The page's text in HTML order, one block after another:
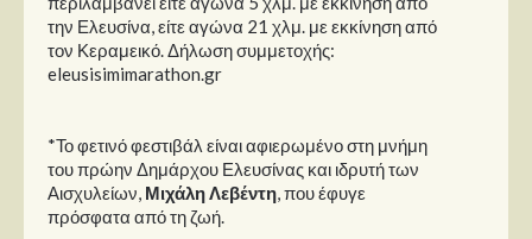
την Ελευσίνα, είτε αγώνα 21 χλμ. με εκκίνηση από
τον Κεραμεικό. Δήλωση συμμετοχής:
eleusisimimarathon.gr
*Το φετινό φεστιβάλ είναι αφιερωμένο στη μνήμη
του πρώην Δημάρχου Ελευσίνας και ιδρυτή των
Αισχυλείων, Μιχάλη Λεβέντη, που έφυγε
πρόσφατα από τη ζωή.